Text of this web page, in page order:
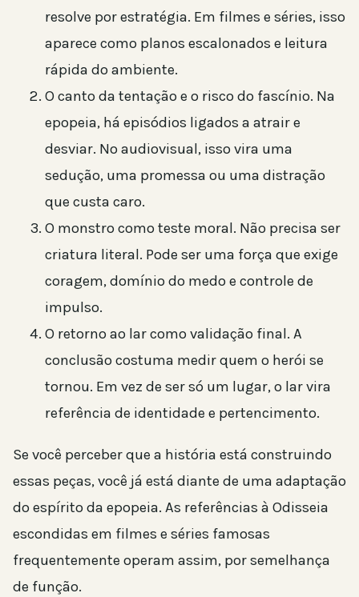
resolve por estratégia. Em filmes e séries, isso
aparece como planos escalonados e leitura
rápida do ambiente.
O canto da tentação e o risco do fascínio. Na
epopeia, há episódios ligados a atrair e
desviar. No audiovisual, isso vira uma
sedução, uma promessa ou uma distração
que custa caro.
O monstro como teste moral. Não precisa ser
criatura literal. Pode ser uma força que exige
coragem, domínio do medo e controle de
impulso.
O retorno ao lar como validação final. A
conclusão costuma medir quem o herói se
tornou. Em vez de ser só um lugar, o lar vira
referência de identidade e pertencimento.
Se você perceber que a história está construindo
essas peças, você já está diante de uma adaptação
do espírito da epopeia. As referências à Odisseia
escondidas em filmes e séries famosas
frequentemente operam assim, por semelhança
de função.